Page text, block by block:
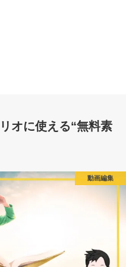
オに使える“無料素
動画編集